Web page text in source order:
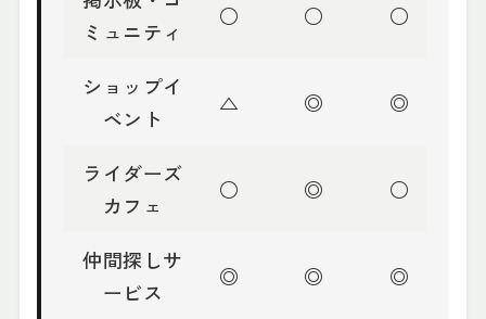
ミュニティ
○ ○ ○
ショップイ
ベント
△ ◎ ◎
ライダーズ
カフェ
○ ◎ ○
仲間探しサ
ービス
◎ ◎ ◎